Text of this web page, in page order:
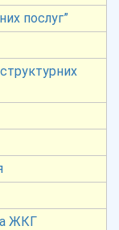
послуг”
ЖКГ